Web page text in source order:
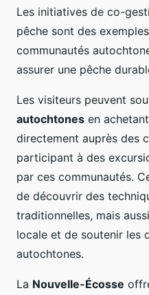
Les initiatives de co-
pêche sont des
communautés
assurer une pêche
Les visiteurs peuvent
autochtones en
directement auprès des
participant à des
par ces communautés.
de découvrir des
traditionnelles, mais
locale et de soutenir les
autochtones.
La Nouvelle-Écosse